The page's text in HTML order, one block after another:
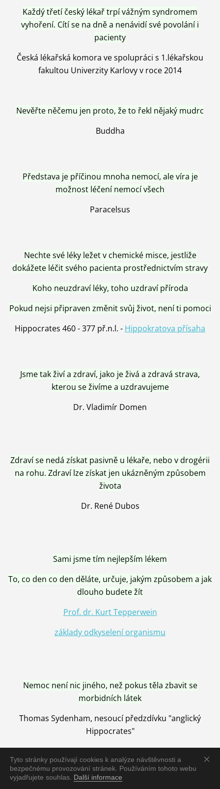
Tyto stránky používají cookies k analýze návštěvnosti a
bezpečnému provozování stránek. Používáním tohoto webu
vyjadřujete souhlas. Další informace
Každý třetí český lékař trpí vážným syndromem
vyhoření. Cítí se na dně a nenávidí své povolání i
pacienty
Česká lékařská komora ve spolupráci s 1.lékařskou
fakultou Univerzity Karlovy v roce 2014
Nevěřte něčemu jen proto, že to řekl nějaký mudrc
Buddha
Představa je příčinou mnoha nemocí, ale víra je
možnost léčení nemocí všech
Paracelsus
Nechte své léky ležet v chemické misce, jestliže
dokážete léčit svého pacienta prostřednictvím stravy
Koho neuzdraví léky, toho uzdraví příroda
Pokud nejsi připraven změnit svůj život, není ti pomoci
Hippocrates 460 - 377 př.n.l. - Hippokratova přísaha
Jsme tak živí a zdraví, jako je živá a zdravá strava,
kterou se živíme a uzdravujeme
Dr. Vladimír Domen
Zdraví se nedá získat pasivně u lékaře, nebo v drogérii
na rohu. Zdraví lze získat jen ukázněným způsobem
života
Dr. René Dubos
Sami jsme tím nejlepším lékem
To, co den co den děláte, určuje, jakým způsobem a jak
dlouho budete žít
Prof. dr. Kurt Tepperwein
základy odkyselení organismu
Nemoc není nic jiného, než pokus těla zbavit se
morbidních látek
Thomas Sydenham, nesoucí předzdívku "anglický
Hippocrates"
Nemoc je vyléčena jen pomocí Přírody, neutralizací a